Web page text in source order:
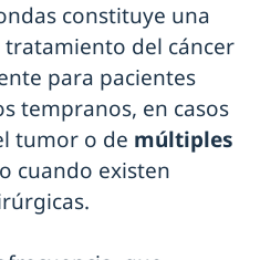
constituye una
del cáncer
para pacientes
tempranos, en casos
tumor o de múltiples
o cuando existen